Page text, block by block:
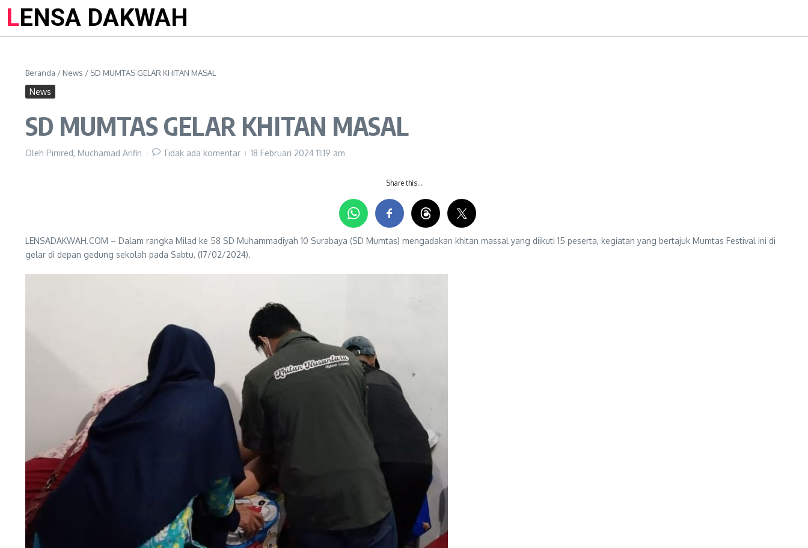
LENSA DAKWAH
Beranda / News / SD MUMTAS GELAR KHITAN MASAL
News
SD MUMTAS GELAR KHITAN MASAL
Oleh Pimred, Muchamad Arifin Tidak ada komentar 18 Februari 2024 11:19 am
Share this…
LENSADAKWAH.COM – Dalam rangka Milad ke 58 SD Muhammadiyah 10 Surabaya (SD Mumtas) mengadakan khitan massal yang diikuti 15 peserta, kegiatan yang bertajuk Mumtas Festival ini di
gelar di depan gedung sekolah pada Sabtu, (17/02/2024).